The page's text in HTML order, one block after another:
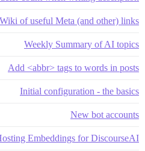
of useful Meta (and other) links
Weekly Summary of AI topics
Add <abbr> tags to words in posts
Initial configuration - the basics
New bot accounts
Embeddings for DiscourseAI